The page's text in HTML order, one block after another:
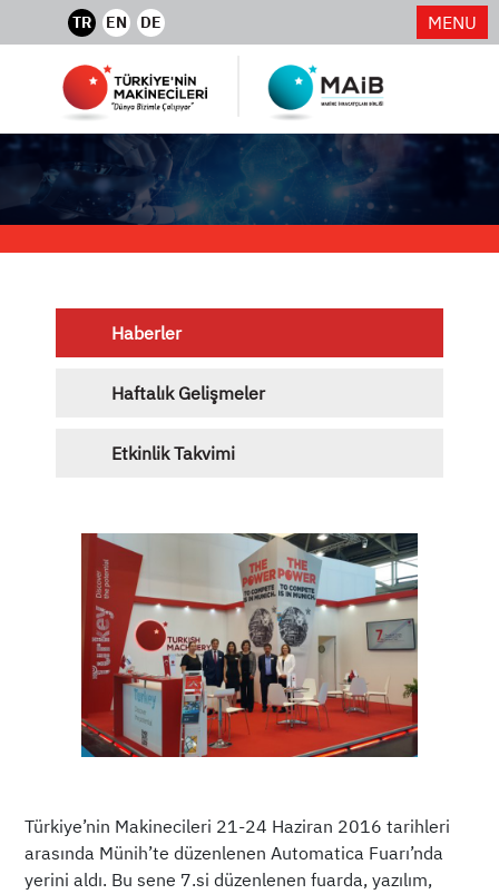
TR EN DE MENU
Haberler
Haftalık Gelişmeler
Etkinlik Takvimi
Türkiye’nin Makinecileri 21-24 Haziran 2016 tarihleri
arasında Münih’te düzenlenen Automatica Fuarı’nda
yerini aldı. Bu sene 7.si düzenlenen fuarda, yazılım,